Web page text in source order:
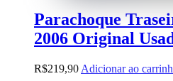
Parachoque
2006 Original
R$219,90 Adicionar ao